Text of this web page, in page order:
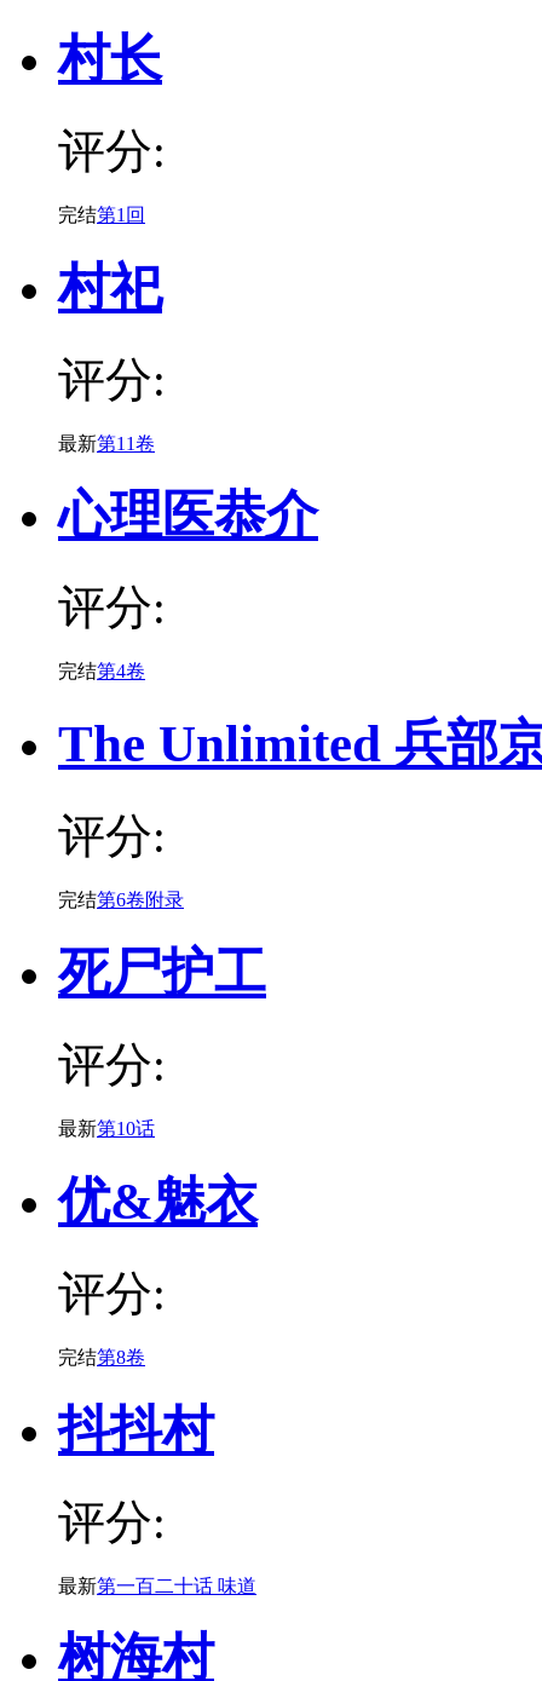
村长
评分:
完结第1回
村祀
评分:
最新第11卷
心理医恭介
评分:
完结第4卷
The Unlimited 兵部
评分:
完结第6卷附录
死尸护工
评分:
最新第10话
优&魅衣
评分:
完结第8卷
抖抖村
评分:
最新第一百二十话 味道
树海村